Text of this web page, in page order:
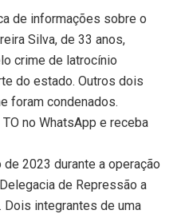
de informações sobre o
Silva, de 33 anos,
crime de latrocínio
do estado. Outros dois
foram condenados.
no WhatsApp e receba
2023 durante a operação
de Repressão a
Dois integrantes de uma